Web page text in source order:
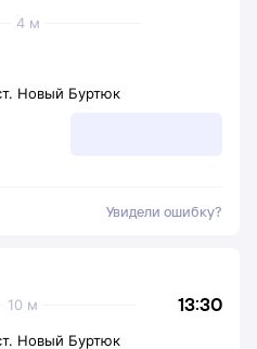
4 м
Новый Буртюк
Увидели ошибку?
13:30
10 м
Новый Буртюк